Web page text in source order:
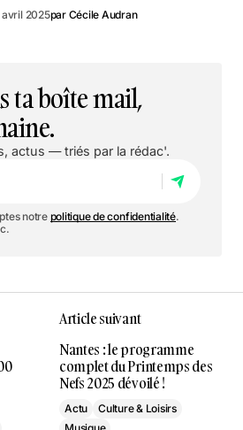
avril 2025par Cécile Audran
ta boîte mail,
actus — triés par la rédac'.
notre politique de confidentialité.
Article suivant
Nantes : le programme
complet du Printemps des
Nefs 2025 dévoilé !
Actu
Culture & Loisirs